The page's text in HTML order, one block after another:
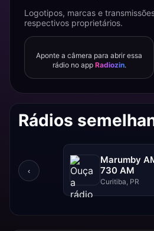
Logotipos, marcas e
respectivos proprietários.
Aponte a câmera para abrir essa
rádio no app Radiozin.
Rádios
‹
Marumby
730 AM
Curitiba, PR